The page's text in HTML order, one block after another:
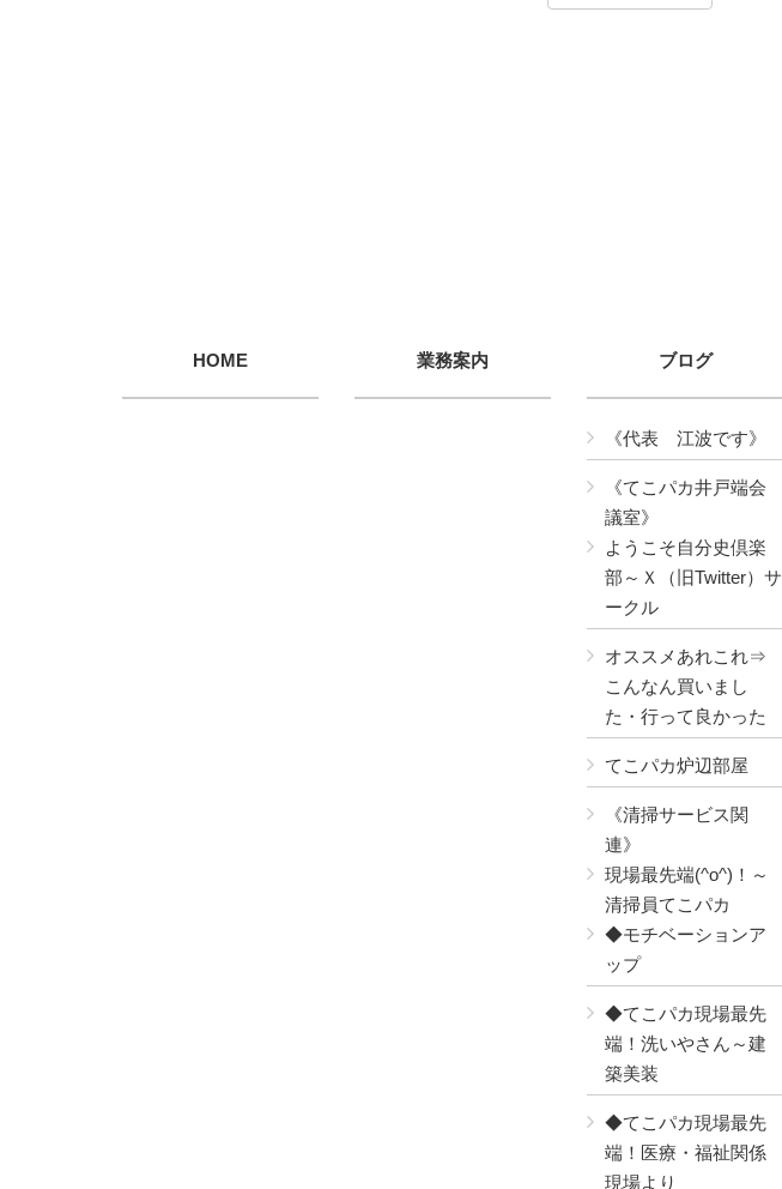
HOME 業務案内 ブログ
《代表 江波です》
《てこパカ井戸端会
議室》
ようこそ自分史倶楽
部～Ｘ（旧Twitter）サ
ークル
オススメあれこれ⇒
こんなん買いまし
た・行って良かった
てこパカ炉辺部屋
《清掃サービス関
連》
現場最先端(^o^)！～
清掃員てこパカ
◆モチベーションア
ップ
◆てこパカ現場最先
端！洗いやさん～建
築美装
◆てこパカ現場最先
端！医療・福祉関係
現場より